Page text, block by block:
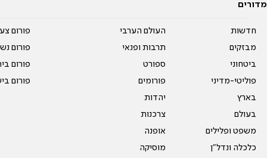
מדורים
חדשות
מבזקים
ביטחוני
פוליטי-מדיני
בארץ
בעולם
משפט ופלילים
כלכלה ונדל"ן
העולם הערבי
תרבות ופנאי
ספורט
פורומים
יהדות
צרכנות
אופנה
מוסיקה
פורום
פורום
פורום
פורום